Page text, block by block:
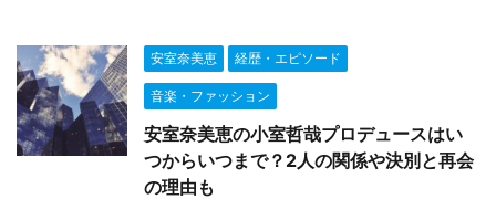
安室奈美恵 経歴・エピソード
音楽・ファッション
安室奈美恵の小室哲哉プロデュースはい
つからいつまで？2人の関係や決別と再会
の理由も